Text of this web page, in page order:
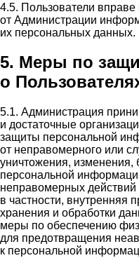
4.5. Пользователи вправе
от Администрации
их персональных данных.
5. Меры по
о
5.1. Администрация
и достаточные
защиты персональной
от неправомерного или
уничтожения, изменения,
персональной
неправомерных действий
в частности, внутренняя
хранения и обработки
меры по обеспечению
для предотвращения
к персональной